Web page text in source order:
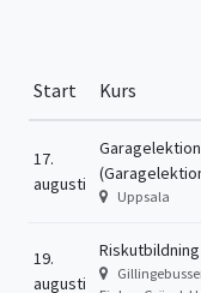
Start Kurs
17.
augusti
Uppsala
19.
augusti